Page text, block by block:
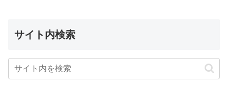
サイト内検索